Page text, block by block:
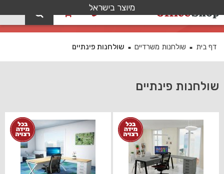
מיוצר בישראל
שולחנות פינתיים
דף בית ■ שולחנות משרדיים ■ שולחנות פינתיים
שולחנות פינתיים